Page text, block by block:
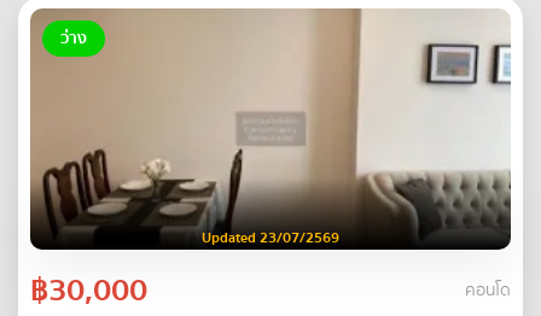
ว่าง
Updated 23/07/2569
฿30,000 คอนโด